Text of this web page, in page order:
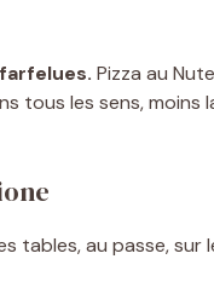
Pizza au
tous les sens,
tables, au passe,